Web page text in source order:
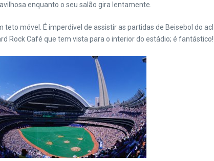
enquanto o seu salão gira lentamente.
móvel. É imperdível de assistir as partidas de Beisebol do
Rock Café que tem vista para o interior do estádio; é fantástico!!